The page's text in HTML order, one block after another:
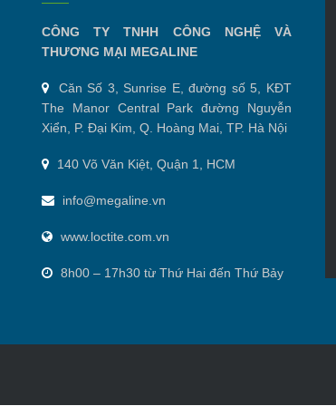
CÔNG TY TNHH CÔNG NGHỆ VÀ
THƯƠNG MẠI MEGALINE
Căn Số 3, Sunrise E, đường số 5, KĐT
The Manor Central Park đường Nguyễn
Xiển, P. Đại Kim, Q. Hoàng Mai, TP. Hà Nội
140 Võ Văn Kiệt, Quận 1, HCM
info@megaline.vn
www.loctite.com.vn
8h00 – 17h30 từ Thứ Hai đến Thứ Bảy